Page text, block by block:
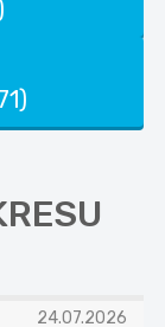
24.07.2026